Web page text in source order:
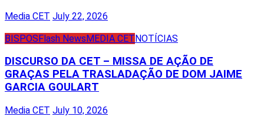
Media CET July 22, 2026
BISPOSFlash NewsMEDIA CETNOTÍCIAS
DISCURSO DA CET – MISSA DE AÇÃO DE
GRAÇAS PELA TRASLADAÇÃO DE DOM JAIME
GARCIA GOULART
Media CET July 10, 2026